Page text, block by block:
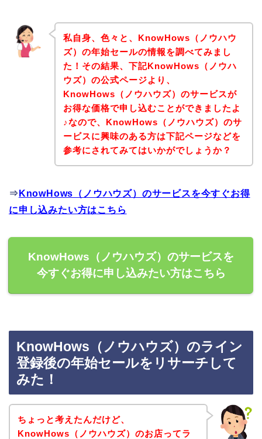
私自身、色々と、KnowHows（ノウハウ
ズ）の年始セールの情報を調べてみまし
た！その結果、下記KnowHows（ノウハ
ウズ）の公式ページより、
KnowHows（ノウハウズ）のサービスが
お得な価格で申し込むことができましたよ
♪なので、KnowHows（ノウハウズ）のサ
ービスに興味のある方は下記ページなどを
参考にされてみてはいかがでしょうか？
⇒ KnowHows（ノウハウズ）のサービスを今すぐお得
に申し込みたい方はこちら
KnowHows（ノウハウズ）のサービスを
今すぐお得に申し込みたい方はこちら
KnowHows（ノウハウズ）のライン
登録後の年始セールをリサーチして
みた！
ちょっと考えたんだけど、
KnowHows（ノウハウズ）のお店ってラ